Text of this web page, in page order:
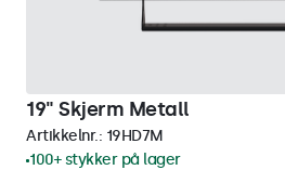
19" Skjerm Metall
Artikkelnr.: 19HD7M
100+ stykker på lager